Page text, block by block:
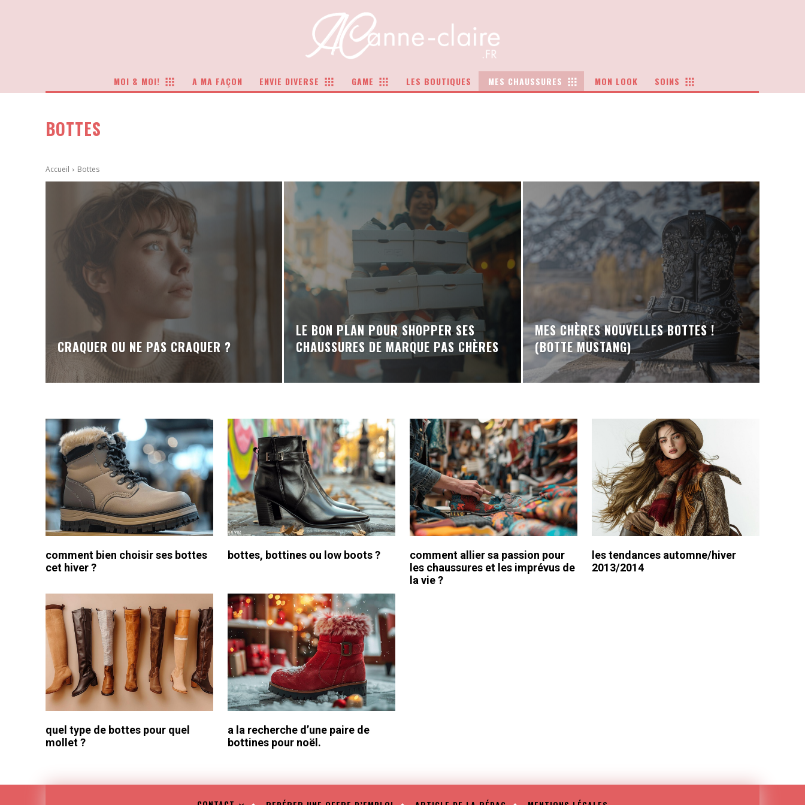
MOI & MOI! A MA FAÇON ENVIE DIVERSE GAME LES BOUTIQUES MES CHAUSSURES MON LOOK SOINS
BOTTES
Accueil Bottes
CRAQUER OU NE PAS CRAQUER ?
LE BON PLAN POUR SHOPPER SES
CHAUSSURES DE MARQUE PAS CHÈRES
MES CHÈRES NOUVELLES BOTTES !
(BOTTE MUSTANG)
comment bien choisir ses bottes
cet hiver ?
bottes, bottines ou low boots ?
comment allier sa passion pour
les chaussures et les imprévus de
la vie ?
les tendances automne/hiver
2013/2014
quel type de bottes pour quel
mollet ?
a la recherche d’une paire de
bottines pour noël.